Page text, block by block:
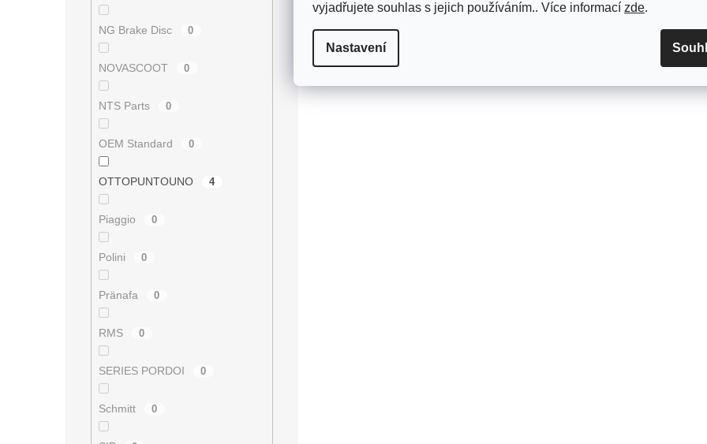
vyjadřujete souhlas s jejich používáním.. Více informací zde.
Nastavení
NG Brake Disc 0
NOVASCOOT 0
NTS Parts 0
OEM Standard 0
OTTOPUNTOUNO 4
Piaggio 0
Polini 0
Pränafa 0
RMS 0
SERIES PORDOI 0
Schmitt 0
pístku 11 mm a brzdové vedení o
Jedná se o...
průměr pístku 11 mm a brzdové
O
l
NAČÍST
NAHORU